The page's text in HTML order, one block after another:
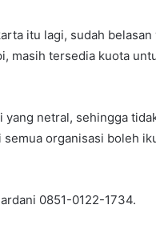
itu lagi, sudah
masih tersedia kuota
yang netral, sehingga
organisasi boleh
0851-0122-1734.